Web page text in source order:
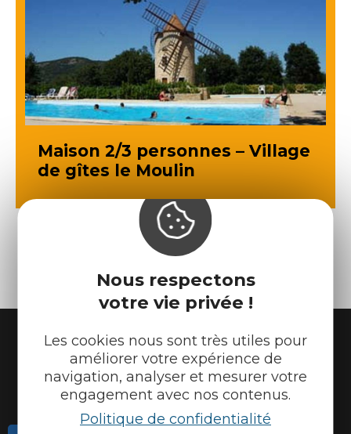
Nous respectons
votre vie privée !
Les cookies nous sont très utiles pour
améliorer votre expérience de
navigation, analyser et mesurer votre
engagement avec nos contenus.
Politique de confidentialité
Maison 2/3 personnes – Village
de gîtes le Moulin